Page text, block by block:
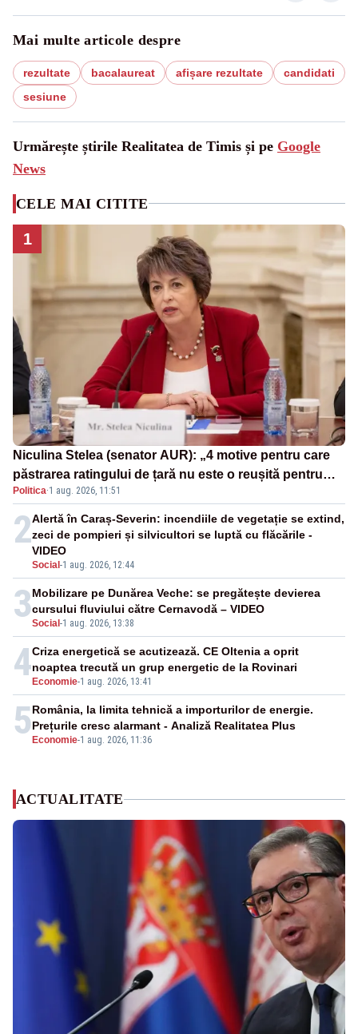
Mai multe articole despre
rezultate bacalaureat afișare rezultate
candidati
sesiune
Urmărește știrile Realitatea de Timis și pe Google
News
CELE MAI CITITE
1
Niculina Stelea (senator AUR): „4 motive pentru care
păstrarea ratingului de țară nu este o reușită pentru
Guvernul Bolojan”
Politica·1 aug. 2026, 11:51
2
Social -1 aug. 2026, 12:44
Alertă în Caraș-Severin: incendiile de vegetație se extind,
zeci de pompieri și silvicultori se luptă cu flăcările -
VIDEO
3Social -1 aug. 2026, 13:38
Mobilizare pe Dunărea Veche: se pregătește devierea
cursului fluviului către Cernavodă – VIDEO
4 Economie-1 aug. 2026, 13:41
Criza energetică se acutizează. CE Oltenia a oprit
noaptea trecută un grup energetic de la Rovinari
5 Economie-1 aug. 2026, 11:36
România, la limita tehnică a importurilor de energie.
Prețurile cresc alarmant - Analiză Realitatea Plus
ACTUALITATE